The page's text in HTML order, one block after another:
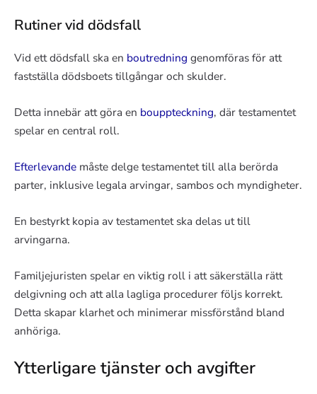
Rutiner vid dödsfall
Vid ett dödsfall ska en boutredning genomföras för att
fastställa dödsboets tillgångar och skulder.
Detta innebär att göra en bouppteckning, där testamentet
spelar en central roll.
Efterlevande måste delge testamentet till alla berörda
parter, inklusive legala arvingar, sambos och myndigheter.
En bestyrkt kopia av testamentet ska delas ut till
arvingarna.
Familjejuristen spelar en viktig roll i att säkerställa rätt
delgivning och att alla lagliga procedurer följs korrekt.
Detta skapar klarhet och minimerar missförstånd bland
anhöriga.
Ytterligare tjänster och avgifter